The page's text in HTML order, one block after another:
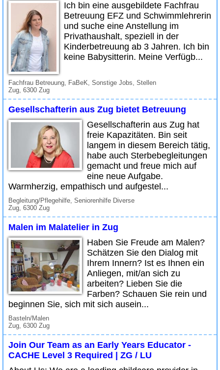
Ich bin eine ausgebildete Fachfrau
Betreuung EFZ und Schwimmlehrerin
und suche eine Anstellung im
Privathaushalt, speziell in der
Kinderbetreuung ab 3 Jahren. Ich bin
keine Babysitterin. Meine Verfügb...
Fachfrau Betreuung, FaBeK, Sonstige Jobs, Stellen
Zug, 6300 Zug
Gesellschafterin aus Zug bietet Betreuung
Gesellschafterin aus Zug hat
freie Kapazitäten. Bin seit
langem in diesem Bereich tätig,
habe auch Sterbebegleitungen
gemacht und freue mich auf
eine neue Aufgabe.
Warmherzig, empathisch und aufgestel...
Begleitung/Pflegehilfe, Seniorenhilfe Diverse
Zug, 6300 Zug
Malen im Malatelier in Zug
Haben Sie Freude am Malen?
Schätzen Sie den Dialog mit
Ihrem Innern? Ist es Ihnen ein
Anliegen, mit/an sich zu
arbeiten? Lieben Sie die
Farben? Schauen Sie rein und
beginnen Sie, sich mit sich ausein...
Basteln/Malen
Zug, 6300 Zug
Join Our Team as an Early Years Educator -
CACHE Level 3 Required | ZG / LU